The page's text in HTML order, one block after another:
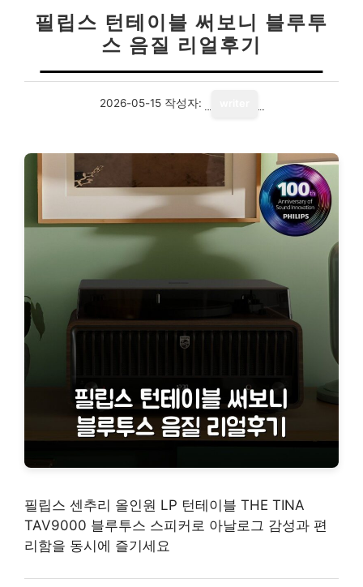
필립스 턴테이블 써보니 블루투
스 음질 리얼후기
2026-05-15 작성자:
필립스 센추리 올인원 LP 턴테이블 THE TINA
TAV9000 블루투스 스피커로 아날로그 감성과 편
리함을 동시에 즐기세요